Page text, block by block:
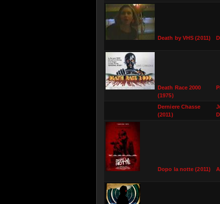
Death by VHS (2011)
Death Race 2000
(1975)
Derniere Chasse
(2011)
Dopo la notte (2011)